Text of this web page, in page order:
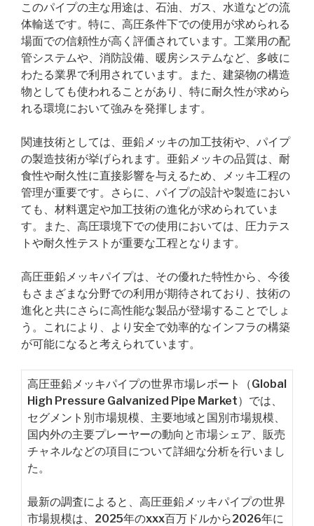
このパイプの主な用途は、石油、ガス、水道などの流
体輸送です。特に、高圧条件下での使用が求められる
場面での信頼性が高く評価されています。工業用の配
管システムや、消防設備、暖房システムなど、多岐に
わたる業界で利用されています。また、建築物の構造
物としても使われることがあり、特に耐久性が求めら
れる環境において強みを発揮します。
関連技術としては、亜鉛メッキの加工技術や、パイプ
の製造技術が挙げられます。亜鉛メッキの品質は、耐
食性や耐久性に直接影響を与えるため、メッキ工程の
管理が重要です。さらに、パイプの設計や製造におい
ても、材料選定や加工技術の進化が求められていま
す。また、高圧環境下での使用においては、圧力テス
トや耐久性テストが重要な工程となります。
高圧亜鉛メッキパイプは、その優れた特性から、今後
もさまざまな分野での利用が期待されており、技術の
進化と共にさらに高性能な製品が登場することでしょ
う。これにより、より安全で効率的なインフラの構築
が可能になると考えられています。
高圧亜鉛メッキパイプの世界市場レポート（Global
High Pressure Galvanized Pipe Market）では、
セグメント別市場規模、主要地域と国別市場規模、
国内外の主要プレーヤーの動向と市場シェア、販売
チャネルなどの項目について詳細な分析を行いまし
た。
最新の調査によると、高圧亜鉛メッキパイプの世界
市場規模は、2025年のxxx百万ドルから2026年に